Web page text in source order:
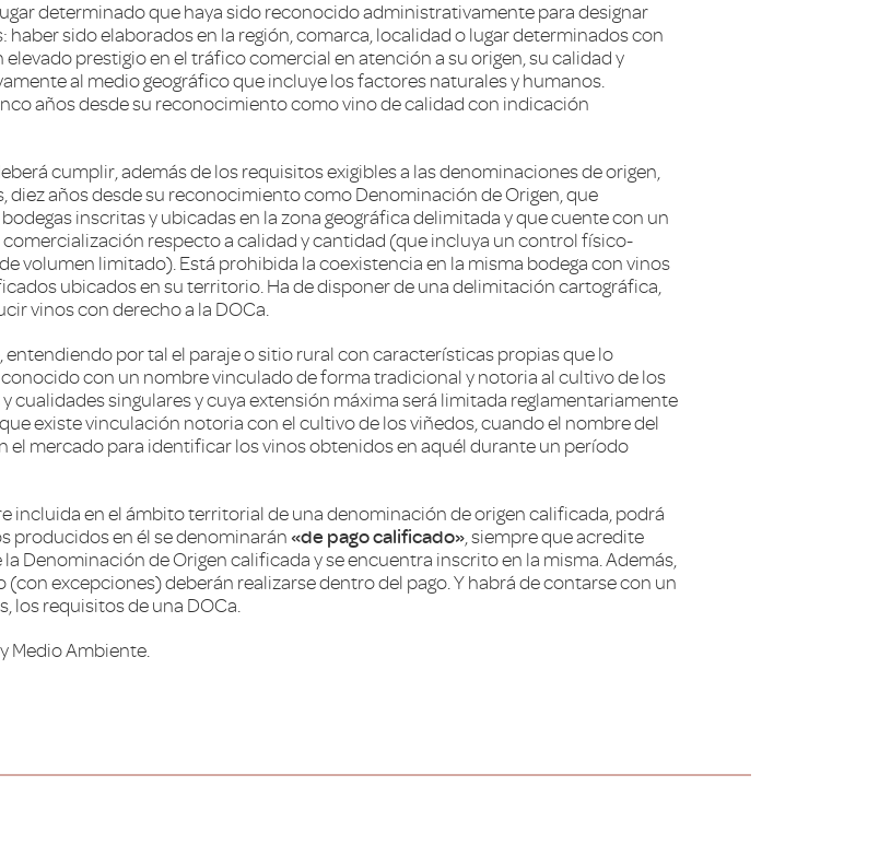
determinado que haya sido reconocido administrativamente para designar
sido elaborados en la región, comarca, localidad o lugar determinados con
prestigio en el tráfico comercial en atención a su origen, su calidad y
al medio geográfico que incluye los factores naturales y humanos.
años desde su reconocimiento como vino de calidad con indicación
cumplir, además de los requisitos exigibles a las denominaciones de origen,
diez años desde su reconocimiento como Denominación de Origen, que
inscritas y ubicadas en la zona geográfica delimitada y que cuente con un
respecto a calidad y cantidad (que incluya un control físico-
volumen limitado). Está prohibida la coexistencia en la misma bodega con vinos
ubicados en su territorio. Ha de disponer de una delimitación cartográfica,
vinos con derecho a la DOCa.
entendiendo por tal el paraje o sitio rural con características propias que lo
con un nombre vinculado de forma tradicional y notoria al cultivo de los
cualidades singulares y cuya extensión máxima será limitada reglamentariamente
existe vinculación notoria con el cultivo de los viñedos, cuando el nombre del
el mercado para identificar los vinos obtenidos en aquél durante un período
incluida en el ámbito territorial de una denominación de origen calificada, podrá
producidos en él se denominarán«de pago calificado», siempre que acredite
Denominación de Origen calificada y se encuentra inscrito en la misma. Además,
excepciones) deberán realizarse dentro del pago. Y habrá de contarse con un
los requisitos de una DOCa.
Medio Ambiente.